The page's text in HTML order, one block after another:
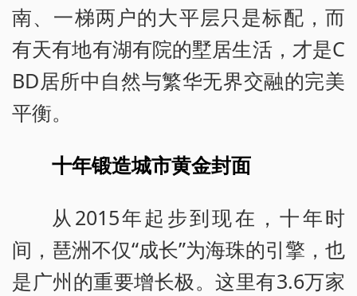
南、一梯两户的大平层只是标配，而
有天有地有湖有院的墅居生活，才是C
BD居所中自然与繁华无界交融的完美
平衡。
十年锻造城市黄金封面
从2015年起步到现在，十年时
间，琶洲不仅“成长”为海珠的引擎，也
是广州的重要增长极。这里有3.6万家